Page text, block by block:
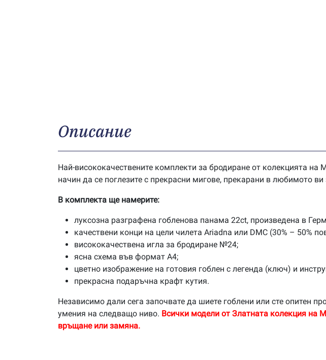
Описание
Най-висококачествените комплекти за бродиране от колекцията
начин да се поглезите с прекрасни мигове, прекарани в любимото
В комплекта ще намерите:
луксозна разграфена гобленова панама 22ct, произведена в
качествени конци на цели чилета Ariadna или DMC (30% – 50%
висококачествена игла за бродиране №24;
ясна схема във формат А4;
цветно изображение на готовия гоблен с легенда (ключ) и
прекрасна подаръчна крафт кутия.
Независимо дали сега започвате да шиете гоблени или сте опитен
умения на следващо ниво. Всички модели от Златната колекция на
връщане или замяна.